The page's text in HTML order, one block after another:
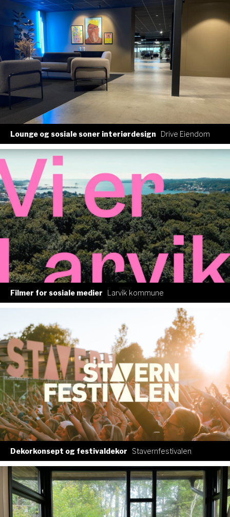
Lounge og sosiale soner interiørdesign Drive Eiendom
Filmer for sosiale medier Larvik kommune
Dekorkonsept og festivaldekor Stavernfestivalen